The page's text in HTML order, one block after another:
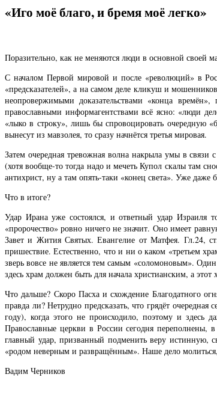
«Иго моё благо, и бремя моё легко»
Поразительно, как не меняются люди в основной своей
С началом Первой мировой и после «революций» в
«предсказателей», а на самом деле кликуш и
неопровержимыми доказательствами «конца
православными информагентствами всё ясно: «люди
«лыко в строку», лишь бы спровоцировать очередную
вынесут из мавзолея, то сразу начнётся третья мировая.
Затем очередная тревожная волна накрыла умы в
(хотя вообще-то тогда надо и мечеть Купол скалы там
антихрист, ну а там опять-таки «конец света». Уже
Что в итоге?
Удар Ирана уже состоялся, и ответный удар Израиля
«пророчество» ровно ничего не значит. Оно имеет
Завет и Жития Святых. Евангелие от Матфея. Гл.24,
пришествие. Естественно, что и ни о каком «третьем
зверь вовсе не является тем самым «соломоновым».
здесь храм должен быть для начала христианским, а
Что дальше? Скоро Пасха и схождение Благодатного
правда ли? Нетрудно предсказать, что грядёт
году), когда этого не происходило, поэтому и здесь
Православные церкви в России сегодня переполнены,
главный удар, призванный подменить веру истинную,
«родом неверным и развращённым». Наше дело
Вадим Черников